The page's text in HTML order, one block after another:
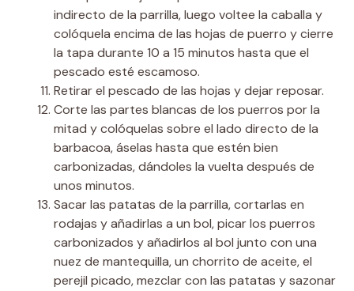
indirecto de la parrilla, luego voltee la caballa y
colóquela encima de las hojas de puerro y cierre
la tapa durante 10 a 15 minutos hasta que el
pescado esté escamoso.
Retirar el pescado de las hojas y dejar reposar.
Corte las partes blancas de los puerros por la
mitad y colóquelas sobre el lado directo de la
barbacoa, áselas hasta que estén bien
carbonizadas, dándoles la vuelta después de
unos minutos.
Sacar las patatas de la parrilla, cortarlas en
rodajas y añadirlas a un bol, picar los puerros
carbonizados y añadirlos al bol junto con una
nuez de mantequilla, un chorrito de aceite, el
perejil picado, mezclar con las patatas y sazonar